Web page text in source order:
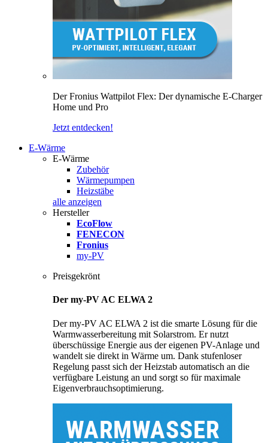
Der Fronius Wattpilot Flex: Der dynamische E-Charger
Home und Pro
Jetzt entdecken!
E-Wärme
E-Wärme
Zubehör
Wärmepumpen
Heizstäbe
alle anzeigen
Hersteller
EcoFlow
FENECON
Fronius
my-PV
Preisgekrönt
Der my-PV AC ELWA 2
Der my-PV AC ELWA 2 ist die smarte Lösung für die
Warmwasserbereitung mit Solarstrom. Er nutzt
überschüssige Energie aus der eigenen PV-Anlage und
wandelt sie direkt in Wärme um. Dank stufenloser
Regelung passt sich der Heizstab automatisch an die
verfügbare Leistung an und sorgt so für maximale
Eigenverbrauchsoptimierung.